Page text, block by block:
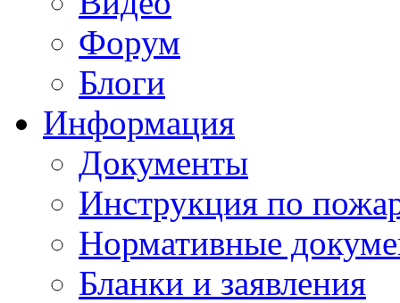
Форум
Блоги
Информация
Документы
Инструкция по
Нормативные
Бланки и заявления